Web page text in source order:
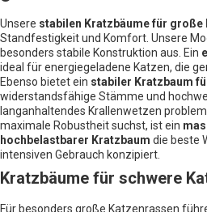
Unsere stabilen Kratzbäume für große
Standfestigkeit und Komfort. Unsere
besonders stabile Konstruktion aus. Ein
ideal für energiegeladene Katzen, die
Ebenso bietet ein stabiler Kratzbaum
widerstandsfähige Stämme und
langanhaltendes Krallenwetzen
maximale Robustheit suchst, ist ein
hochbelastbarer Kratzbaum die beste
intensiven Gebrauch konzipiert.
Kratzbäume für schwere
Für besonders große Katzenrassen